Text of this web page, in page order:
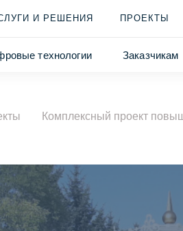
И РЕШЕНИЯ ПРОЕКТЫ
технологии Заказчикам
Комплексный проект